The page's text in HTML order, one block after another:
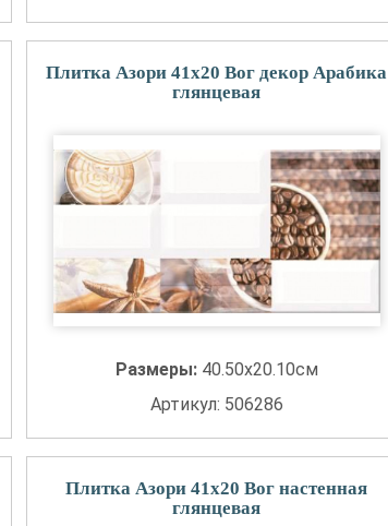
Плитка Азори 41x20 Вог декор Арабика
глянцевая
Размеры: 40.50x20.10см
Артикул: 506286
Плитка Азори 41x20 Вог настенная
глянцевая